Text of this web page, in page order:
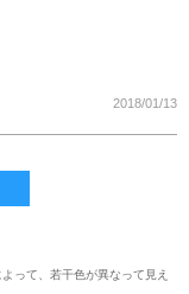
2018/01/13
って、若干色が異なって見え